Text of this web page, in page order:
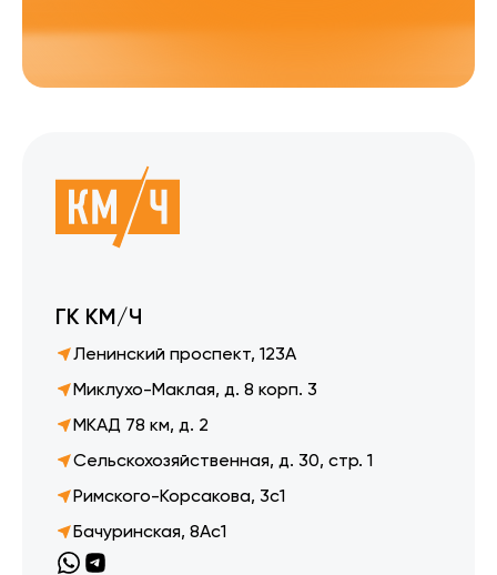
ГК КМ/Ч
Ленинский проспект, 123А
Миклухо-Маклая, д. 8 корп. 3
МКАД 78 км, д. 2
Сельскохозяйственная, д. 30, стр. 1
Римского-Корсакова, 3с1
Бачуринская, 8Ас1